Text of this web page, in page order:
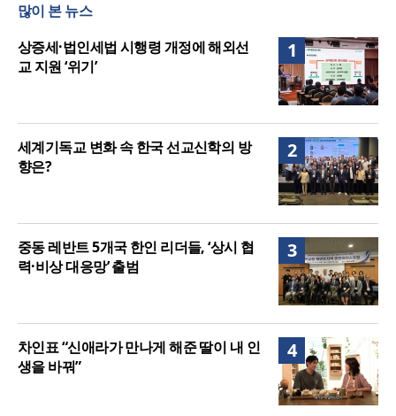
느헤미야 연합기도회, ‘왕의 기도’로 나라·한국교회·다
세기총 “자유를 지키며 하나 된 희망의 미래를 향하
여”
많이 본 뉴스
1
상증세·법인세법 시행령 개정에 해외선
교 지원 ‘위기’
2
세계기독교 변화 속 한국 선교신학의 방
향은?
3
중동 레반트 5개국 한인 리더들, ‘상시 협
력·비상 대응망’ 출범
4
차인표 “신애라가 만나게 해준 딸이 내 인
생을 바꿔”